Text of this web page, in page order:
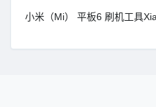
小米（Mi） 平板6 刷机工具